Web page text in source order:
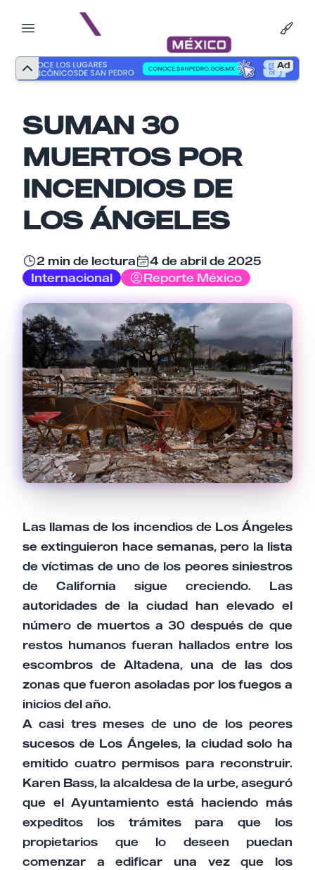
Ad
SUMAN 30
MUERTOS POR
INCENDIOS DE
LOS ÁNGELES
2 min de lectura
4 de abril de 2025
Internacional
Reporte México
Las llamas de los incendios de Los Ángeles
se extinguieron hace semanas, pero la lista
de víctimas de uno de los peores siniestros
de California sigue creciendo. Las
autoridades de la ciudad han elevado el
número de muertos a 30 después de que
restos humanos fueran hallados entre los
escombros de Altadena, una de las dos
zonas que fueron asoladas por los fuegos a
inicios del año.
A casi tres meses de uno de los peores
sucesos de Los Ángeles, la ciudad solo ha
emitido cuatro permisos para reconstruir.
Karen Bass, la alcaldesa de la urbe, aseguró
que el Ayuntamiento está haciendo más
expeditos los trámites para que los
propietarios que lo deseen puedan
comenzar a edificar una vez que los
Nombre
Email
Tu comentario